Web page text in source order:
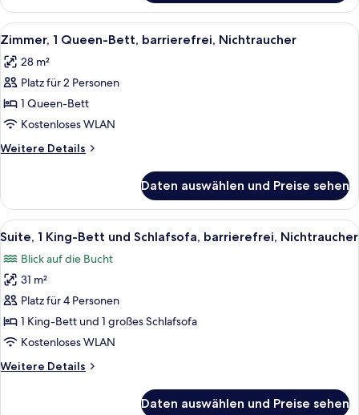
Zimmer,
2 Einzelbetten
Alle
Fotos
für
Zimmer,
1
Queen-
Bett,
barrierefrei,
anzeigen
Ein Hotelzimmer mit einem großen
9
Zimmer, 1 Queen-Bett, barrierefrei, Nichtraucher
28 m²
Platz für 2 Personen
1 Queen-Bett
Kostenloses WLAN
Weitere Details
Weitere
1
Queen-
Bett,
barrierefrei,
Nichtraucher
Daten auswählen und Preise sehen
Alle
Fotos
für
Suite,
1 King-
Bett
und
barrierefrei,
Ein Hotelzimmer mit Bett,
7
Suite, 1 King-Bett und Schlafsofa, barrierefrei, Nichtraucher
Blick auf die Bucht
31 m²
Platz für 4 Personen
1 King-Bett und 1 großes Schlafsofa
Kostenloses WLAN
Weitere Details
Weitere
Daten auswählen und Preise sehen